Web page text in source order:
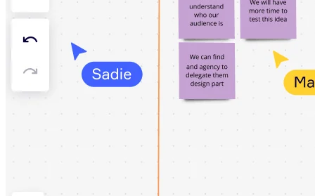
Spezialisiert
Erstellen von Roadmaps
Prozessabbildung
Technisches Design & Dokumentation
Prototypen & Wireframes
Abbildung der Customer Journey
Auswertung von Research
Miro Design Workshops
Organisationsdesign
Lösungen